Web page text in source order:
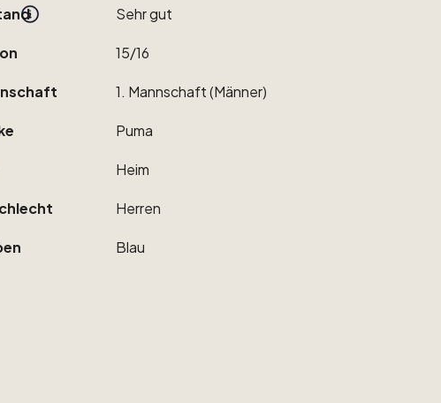
Sehrgut
15​/​16
1. Mannschaft(Männer)
Puma
Heim
Herren
Blau